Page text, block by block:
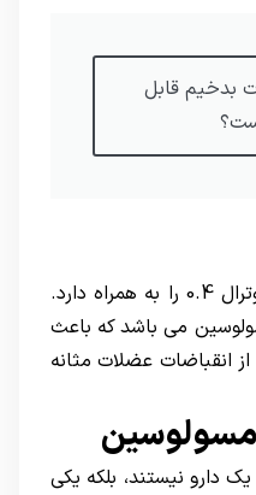
بدخیم قابل
این قرص هم اثری همانند پروترال 0.4 را به همراه دارد.
دارای تامسولوسین می باشد که باعث
انقباضات عضلات مثانه
دارو نیستند، بلکه یکی